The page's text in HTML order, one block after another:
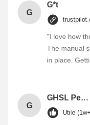
G
G*t
"I love how
The manual
in place.
G
GHSL Personalized Heart Shaped Souvenir Metal Badge Custom Enamel Pin Combined transport
Utile